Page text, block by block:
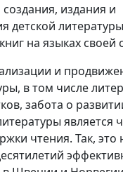
издания и
детской
на языках своей
и
в том числе
забота о
является
чтения. Так, это